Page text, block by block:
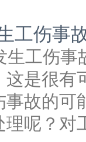
工伤事
生工伤事
这是很有
事故的可
理呢？对